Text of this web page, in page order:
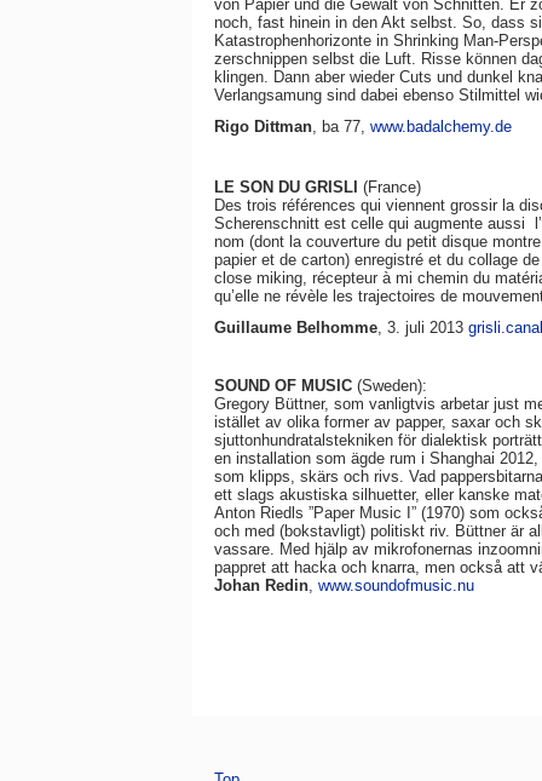
von Papier und die Gewalt von Schnitten. Er
noch, fast hinein in den Akt selbst. So, dass
Katastrophenhorizonte in Shrinking Man-
zerschnippen selbst die Luft. Risse können
klingen. Dann aber wieder Cuts und dunkel
Verlangsamung sind dabei ebenso Stil­mittel
Rigo Dittman, ba 77, www.badalchemy.de
LE SON DU GRISLI (France)
Des trois références qui viennent grossir la
Scherenschnitt est celle qui augmente aussi
nom (dont la couverture du petit disque
papier et de carton) enregistré et du collage
close miking, récepteur à mi chemin du
qu’elle ne révèle les trajectoires de
Guillaume Belhomme, 3. juli 2013
SOUND OF MUSIC (Sweden):
Gregory Büttner, som vanligtvis arbetar just
istället av olika former av papper, saxar och
sjuttonhundratalstekniken för dialektisk
en installation som ägde rum i Shanghai
som klipps, skärs och rivs. Vad
ett slags akustiska silhuetter, eller kanske
Anton Riedls ”Paper Music I” (1970) som
och med (bokstavligt) politiskt riv. Büttner är
vassare. Med hjälp av mikrofonernas
pappret att hacka och knarra, men också att
Johan Redin, www.soundofmusic.nu